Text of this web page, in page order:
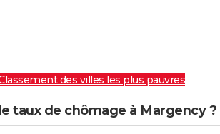
des villes les plus pauvres
taux de chômage à Margency ?